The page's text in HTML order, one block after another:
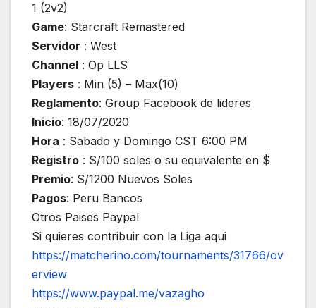
1 (2v2)
Game: Starcraft Remastered
Servidor : West
Channel : Op LLS
Players : Min (5) – Max(10)
Reglamento: Group Facebook de lideres
Inicio: 18/07/2020
Hora : Sabado y Domingo CST 6:00 PM
Registro : S/100 soles o su equivalente en $
Premio: S/1200 Nuevos Soles
Pagos: Peru Bancos
Otros Paises Paypal
Si quieres contribuir con la Liga aqui
https://matcherino.com/tournaments/31766/ov
erview
https://www.paypal.me/vazagho